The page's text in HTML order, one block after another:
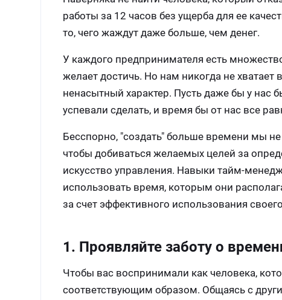
работы за 12 часов без ущерба для ее
то, чего жаждут даже больше, чем денег.
У каждого предпринимателя есть
желает достичь. Но нам никогда не
ненасытный характер. Пусть даже бы у нас
успевали сделать, и время бы от нас все
Бесспорно, "создать" больше времени мы
чтобы добиваться желаемых целей за
искусство управления. Навыки тайм-
использовать время, которым они
за счет эффективного использования
1. Проявляйте заботу о
Чтобы вас воспринимали как человека,
соответствующим образом. Общаясь с